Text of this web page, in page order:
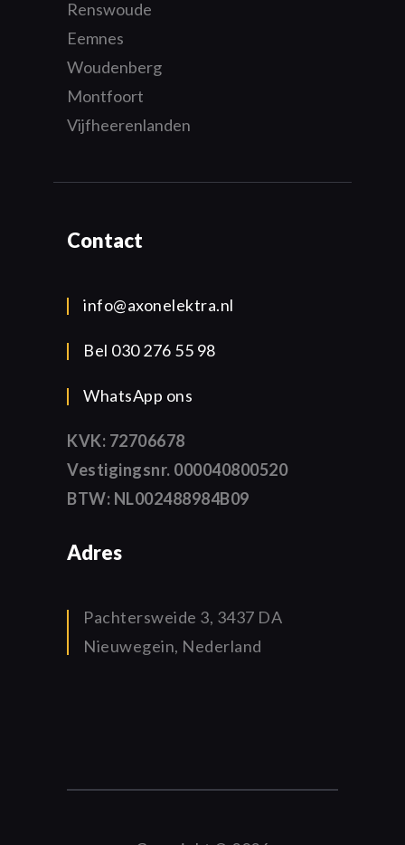
Renswoude
Eemnes
Woudenberg
Montfoort
Vijfheerenlanden
Contact
info@axonelektra.nl
Bel 030 276 55 98
WhatsApp ons
KVK: 72706678
Vestigingsnr. 000040800520
BTW: NL002488984B09
Adres
Pachtersweide 3, 3437 DA
Nieuwegein, Nederland